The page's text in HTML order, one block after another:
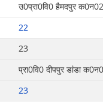
उ0प्रा0वि0 हैमदपुर क0न02
22
23
प्रा0वि0 दीपपुर डांडा
23